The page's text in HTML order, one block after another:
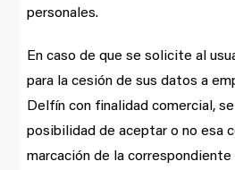
personales.
En caso de que se solicite al
para la cesión de sus datos a
Delfín con finalidad comercial,
posibilidad de aceptar o no esa
marcación de la correspondiente